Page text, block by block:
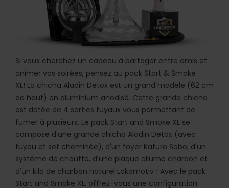
Si vous cherchez un cadeau à partager entre amis et
animer vos soirées, pensez au pack Start & Smoke
XL! La chicha Aladin Detox est un grand modèle (62 cm
de haut) en aluminium anodisé. Cette grande chicha
est dotée de 4 sorties tuyaux vous permettant de
fumer à plusieurs. Le pack Start and Smoke XL se
compose d'une grande chicha Aladin Detox (avec
tuyau et set cheminée), d'un foyer Katuro Sobo, d'un
système de chauffe, d'une plaque allume charbon et
d'un kilo de charbon naturel Lokomotiv ! Avec le pack
Start and Smoke XL, offrez-vous une configuration